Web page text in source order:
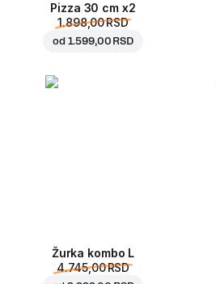
Pizza 30 cm x2
1.898,00 RSD
od 1.599,00 RSD
Žurka kombo L
4.745,00 RSD